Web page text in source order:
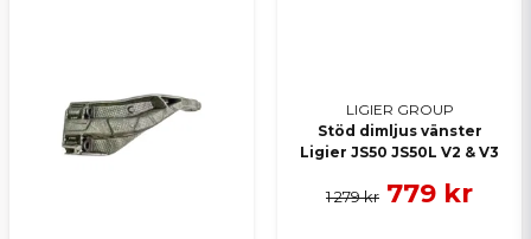
LIGIER GROUP
Stöd dimljus vänster
Ligier JS50 JS50L V2 & V3
1 279 kr 779 kr